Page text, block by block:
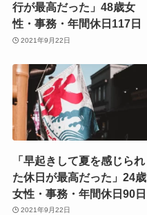
行が最高だった」48歳女
性・事務・年間休日117日
2021年9月22日
「早起きして夏を感じられ
た休日が最高だった」24歳
女性・事務・年間休日90日
2021年9月22日